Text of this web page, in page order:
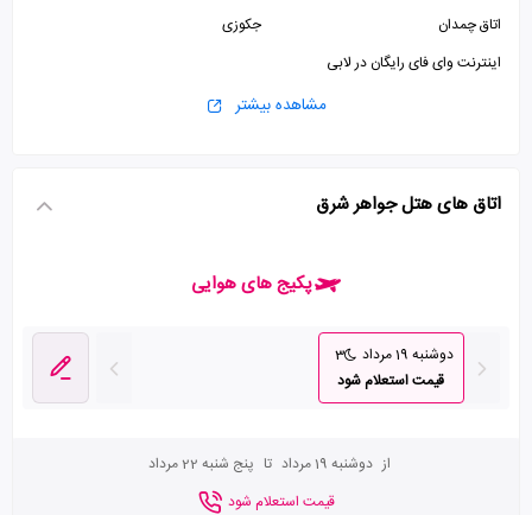
اتاق چمدان
جکوزی
اینترنت وای فای رایگان در لابی
مشاهده بیشتر
اتاق های هتل جواهر شرق
پکیج های هوایی
دوشنبه 19 مرداد
3
قیمت استعلام شود
از دوشنبه 19 مرداد تا پنج شنبه 22 مرداد
قیمت استعلام شود